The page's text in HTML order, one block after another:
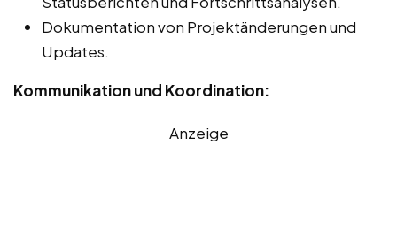
Dokumentation von Projektänderungen und
Updates.
Kommunikation und Koordination:
Anzeige